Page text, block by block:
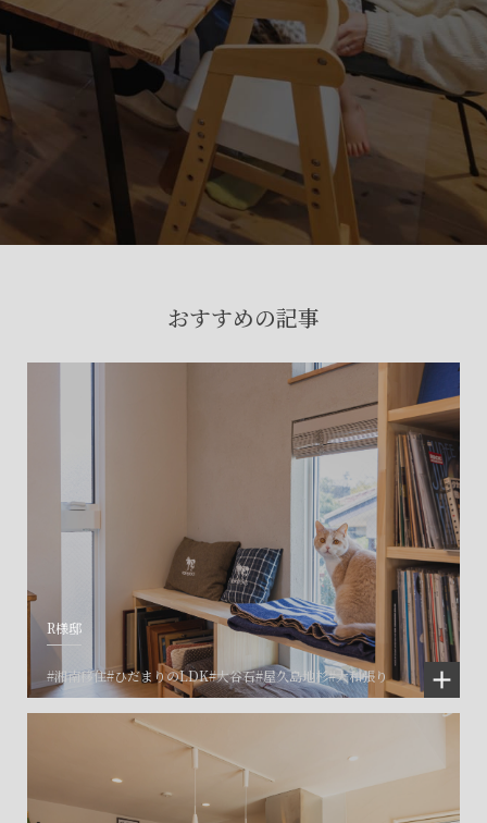
おすすめの記事
R様邸
#湘南移住#ひだまりのLDK#大谷石#屋久島地杉#大和張り
賃貸管理サイトはこちら
会社に関することや物件についての
お問い合わせはこちらから
©SET inc.